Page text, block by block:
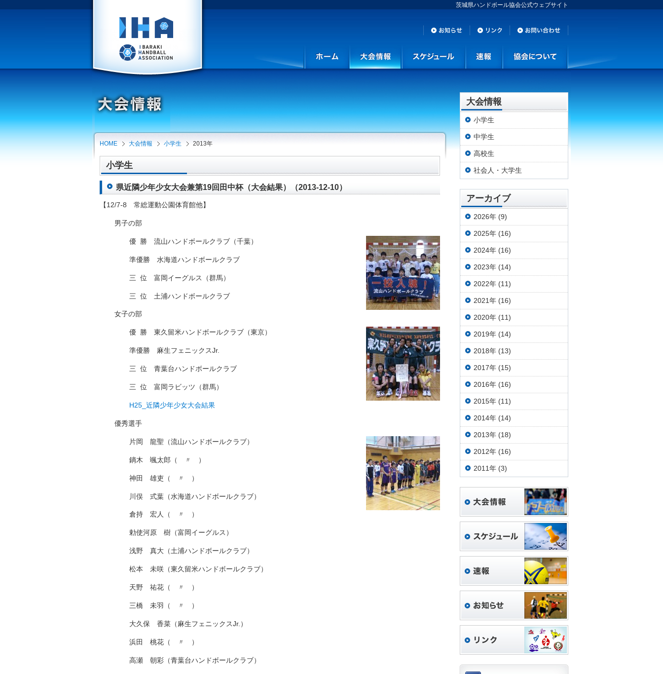
茨城県ハンドボール協会公式ウェブサイト
HOME 大会情報 小学生 2013年
小学生
県近隣少年少女大会兼第19回田中杯（大会結果）（2013-12-10）
【12/7-8 常総運動公園体育館他】
男子の部
優 勝 流山ハンドボールクラブ（千葉）
準優勝 水海道ハンドボールクラブ
三 位 富岡イーグルス（群馬）
三 位 土浦ハンドボールクラブ
女子の部
優 勝 東久留米ハンドボールクラブ（東京）
準優勝 麻生フェニックスJr.
三 位 青葉台ハンドボールクラブ
三 位 富岡ラビッツ（群馬）
H25_近隣少年少女大会結果
優秀選手
片岡 龍聖（流山ハンドボールクラブ）
鏑木 颯太郎（ 〃 ）
神田 雄吏（ 〃 ）
川俣 式葉（水海道ハンドボールクラブ）
倉持 宏人（ 〃 ）
勅使河原 樹（富岡イーグルス）
浅野 真大（土浦ハンドボールクラブ）
松本 未咲（東久留米ハンドボールクラブ）
天野 祐花（ 〃 ）
三橋 未羽（ 〃 ）
大久保 香菜（麻生フェニックスJr.）
浜田 桃花（ 〃 ）
高瀬 朝彩（青葉台ハンドボールクラブ）
大会情報
小学生
中学生
高校生
社会人・大学生
アーカイブ
2026年 (9)
2025年 (16)
2024年 (16)
2023年 (14)
2022年 (11)
2021年 (16)
2020年 (11)
2019年 (14)
2018年 (13)
2017年 (15)
2016年 (16)
2015年 (11)
2014年 (14)
2013年 (18)
2012年 (16)
2011年 (3)